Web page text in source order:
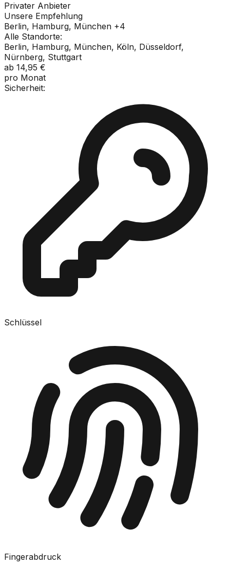
Privater Anbieter
Unsere Empfehlung
Berlin, Hamburg, München +4
Alle Standorte:
Berlin, Hamburg, München, Köln, Düsseldorf,
Nürnberg, Stuttgart
ab 14,95 €
pro Monat
Sicherheit:
Schlüssel
Fingerabdruck